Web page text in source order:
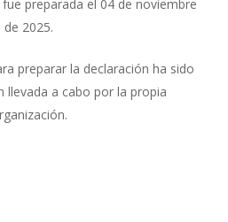
preparada el 04 de noviembre
de 2025.
preparar la declaración ha sido
llevada a cabo por la propia